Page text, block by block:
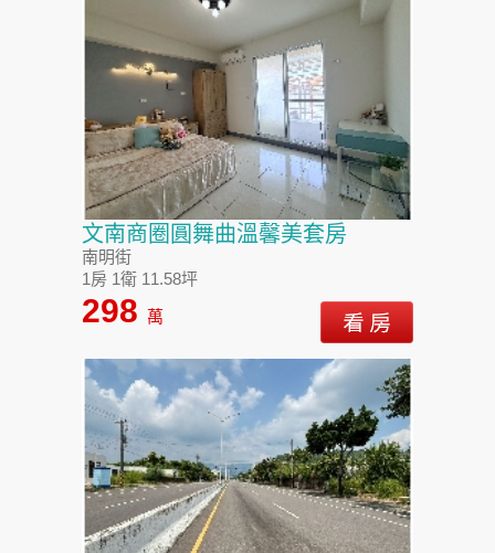
文南商圈圓舞曲溫馨美套房
南明街
1房 1衛 11.58坪
298 萬